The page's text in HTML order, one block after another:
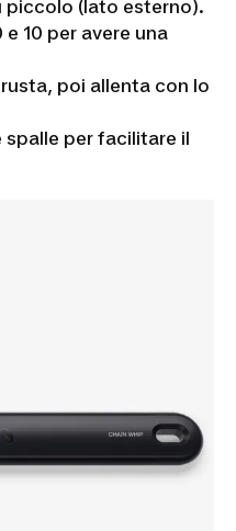
piccolo (lato esterno).
10 per avere una
poi allenta con lo
spalle per facilitare il